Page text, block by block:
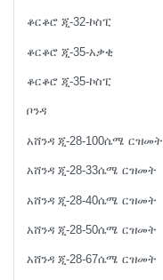
ቆርቆሮ ጂ-32-ኮስፒ
ቆርቆሮ ጂ-35-አቃቂ
ቆርቆሮ ጂ-35-ኮስፒ
ቦንዳ
አሸንዳ ጂ-28-100ሴሜ ርዝመት
አሸንዳ ጂ-28-33ሴሜ ርዝመት
አሸንዳ ጂ-28-40ሴሜ ርዝመት
አሸንዳ ጂ-28-50ሴሜ ርዝመት
አሸንዳ ጂ-28-67ሴሜ ርዝመት